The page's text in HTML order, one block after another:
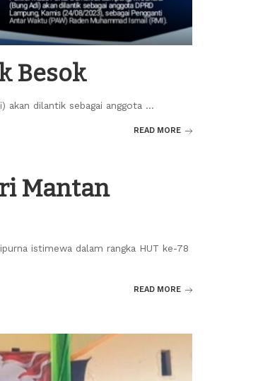
Besok
akan dilantik sebagai anggota ...
READ MORE
Mantan
istimewa dalam rangka HUT ke-78
READ MORE